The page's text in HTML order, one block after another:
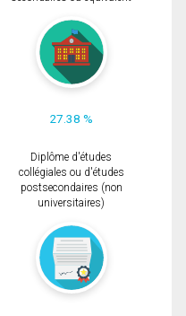
27.38 %
Diplôme d'études
collégiales ou d'études
postsecondaires (non
universitaires)